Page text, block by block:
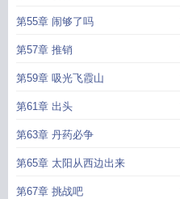
第55章 闹够了吗
第57章 推销
第59章 吸光飞霞山
第61章 出头
第63章 丹药必争
第65章 太阳从西边出来
第67章 挑战吧